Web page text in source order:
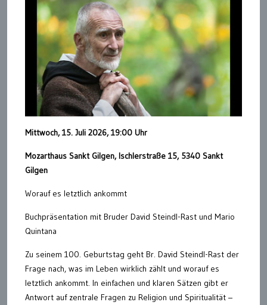
Mittwoch, 15. Juli 2026, 19:00 Uhr
Mozarthaus Sankt Gilgen, Ischlerstraße 15, 5340 Sankt
Gilgen
Worauf es letztlich ankommt
Buchpräsentation mit Bruder David Steindl-Rast und Mario
Quintana
Zu seinem 100. Geburtstag geht Br. David Steindl-Rast der
Frage nach, was im Leben wirklich zählt und worauf es
letztlich ankommt. In einfachen und klaren Sätzen gibt er
Antwort auf zentrale Fragen zu Religion und Spiritualität –